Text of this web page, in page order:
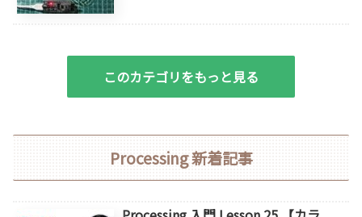
このカテゴリをもっと見る
Processing 新着記事